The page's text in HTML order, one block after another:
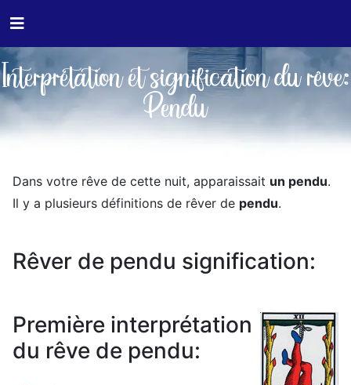
Interprétation et signification du rêve:
Pendu
Dans votre rêve de cette nuit, apparaissait un pendu.
Il y a plusieurs définitions de rêver de pendu.
Rêver de pendu signification:
Première interprétation
du rêve de pendu: